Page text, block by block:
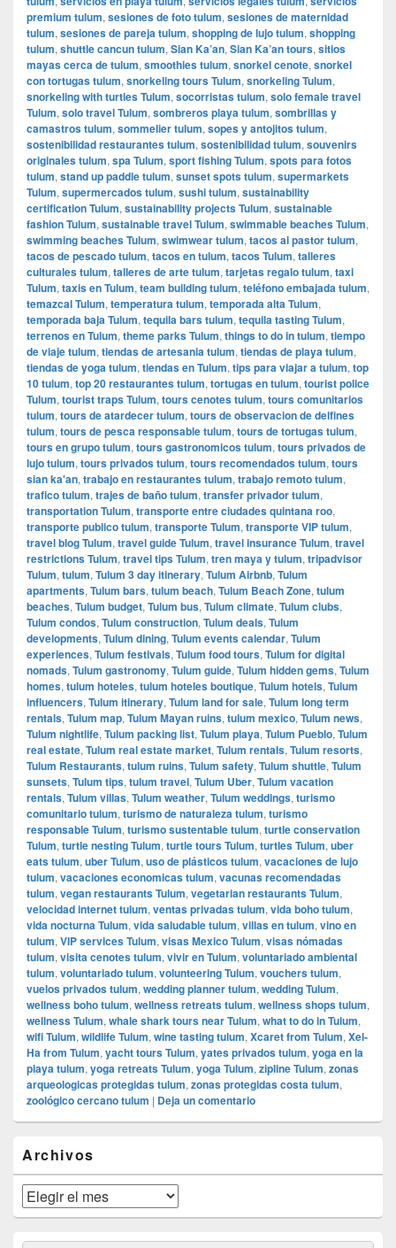
premium tulum, sesiones de foto tulum, sesiones de maternidad
tulum, sesiones de pareja tulum, shopping de lujo tulum, shopping
tulum, shuttle cancun tulum, Sian Ka’an, Sian Ka’an tours, sitios
mayas cerca de tulum, smoothies tulum, snorkel cenote, snorkel
con tortugas tulum, snorkeling tours Tulum, snorkeling Tulum,
snorkeling with turtles Tulum, socorristas tulum, solo female travel
Tulum, solo travel Tulum, sombreros playa tulum, sombrillas y
camastros tulum, sommelier tulum, sopes y antojitos tulum,
sostenibilidad restaurantes tulum, sostenibilidad tulum, souvenirs
originales tulum, spa Tulum, sport fishing Tulum, spots para fotos
tulum, stand up paddle tulum, sunset spots tulum, supermarkets
Tulum, supermercados tulum, sushi tulum, sustainability
certification Tulum, sustainability projects Tulum, sustainable
fashion Tulum, sustainable travel Tulum, swimmable beaches Tulum,
swimming beaches Tulum, swimwear tulum, tacos al pastor tulum,
tacos de pescado tulum, tacos en tulum, tacos Tulum, talleres
culturales tulum, talleres de arte tulum, tarjetas regalo tulum, taxi
Tulum, taxis en Tulum, team building tulum, teléfono embajada tulum,
temazcal Tulum, temperatura tulum, temporada alta Tulum,
temporada baja Tulum, tequila bars tulum, tequila tasting Tulum,
terrenos en Tulum, theme parks Tulum, things to do in tulum, tiempo
de viaje tulum, tiendas de artesania tulum, tiendas de playa tulum,
tiendas de yoga tulum, tiendas en Tulum, tips para viajar a tulum, top
10 tulum, top 20 restaurantes tulum, tortugas en tulum, tourist police
Tulum, tourist traps Tulum, tours cenotes tulum, tours comunitarios
tulum, tours de atardecer tulum, tours de observacion de delfines
tulum, tours de pesca responsable tulum, tours de tortugas tulum,
tours en grupo tulum, tours gastronomicos tulum, tours privados de
lujo tulum, tours privados tulum, tours recomendados tulum, tours
sian ka'an, trabajo en restaurantes tulum, trabajo remoto tulum,
trafico tulum, trajes de baño tulum, transfer privador tulum,
transportation Tulum, transporte entre ciudades quintana roo,
transporte publico tulum, transporte Tulum, transporte VIP tulum,
travel blog Tulum, travel guide Tulum, travel insurance Tulum, travel
restrictions Tulum, travel tips Tulum, tren maya y tulum, tripadvisor
Tulum, tulum, Tulum 3 day itinerary, Tulum Airbnb, Tulum
apartments, Tulum bars, tulum beach, Tulum Beach Zone, tulum
beaches, Tulum budget, Tulum bus, Tulum climate, Tulum clubs,
Tulum condos, Tulum construction, Tulum deals, Tulum
developments, Tulum dining, Tulum events calendar, Tulum
experiences, Tulum festivals, Tulum food tours, Tulum for digital
nomads, Tulum gastronomy, Tulum guide, Tulum hidden gems, Tulum
homes, tulum hoteles, tulum hoteles boutique, Tulum hotels, Tulum
influencers, Tulum itinerary, Tulum land for sale, Tulum long term
rentals, Tulum map, Tulum Mayan ruins, tulum mexico, Tulum news,
Tulum nightlife, Tulum packing list, Tulum playa, Tulum Pueblo, Tulum
real estate, Tulum real estate market, Tulum rentals, Tulum resorts,
Tulum Restaurants, tulum ruins, Tulum safety, Tulum shuttle, Tulum
sunsets, Tulum tips, tulum travel, Tulum Uber, Tulum vacation
rentals, Tulum villas, Tulum weather, Tulum weddings, turismo
comunitario tulum, turismo de naturaleza tulum, turismo
responsable Tulum, turismo sustentable tulum, turtle conservation
Tulum, turtle nesting Tulum, turtle tours Tulum, turtles Tulum, uber
eats tulum, uber Tulum, uso de plásticos tulum, vacaciones de lujo
tulum, vacaciones economicas tulum, vacunas recomendadas
tulum, vegan restaurants Tulum, vegetarian restaurants Tulum,
velocidad internet tulum, ventas privadas tulum, vida boho tulum,
vida nocturna Tulum, vida saludable tulum, villas en tulum, vino en
tulum, VIP services Tulum, visas Mexico Tulum, visas nómadas
tulum, visita cenotes tulum, vivir en Tulum, voluntariado ambiental
tulum, voluntariado tulum, volunteering Tulum, vouchers tulum,
vuelos privados tulum, wedding planner tulum, wedding Tulum,
wellness boho tulum, wellness retreats tulum, wellness shops tulum,
wellness Tulum, whale shark tours near Tulum, what to do in Tulum,
wifi Tulum, wildlife Tulum, wine tasting tulum, Xcaret from Tulum, Xel-
Ha from Tulum, yacht tours Tulum, yates privados tulum, yoga en la
playa tulum, yoga retreats Tulum, yoga Tulum, zipline Tulum, zonas
arqueologicas protegidas tulum, zonas protegidas costa tulum,
zoológico cercano tulum | Deja un comentario
área
de
widget
barra
lateral
primaria
Archivos
Archivos